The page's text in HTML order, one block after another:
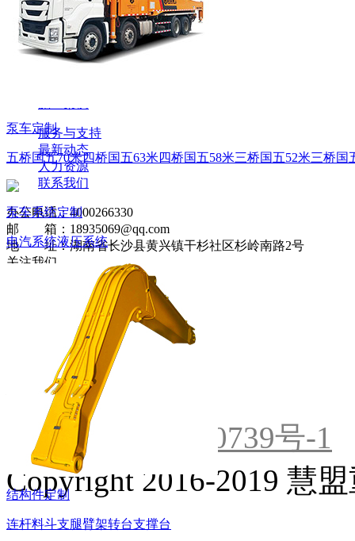
泵车定制
五桥国五70米四桥国五63米四桥国五58米三桥国五52米三桥国
泵车系统定制
电汽系统液压系统
结构件定制
连杆料斗支腿臂架转台支撑台
友情链接:(申请:18935069)
湖南友维传媒|
网站首页
服务与支持
最新动态
人力资源
联系我们
办公电话：4000266330
邮 箱：18935069@qq.com
地 址：湖南省长沙县黄兴镇干杉社区杉岭南路2号
关注我们
扫描二维码关注微信公众号
湘ICP备2022000739号-1
Copyright 2016-2019 慧